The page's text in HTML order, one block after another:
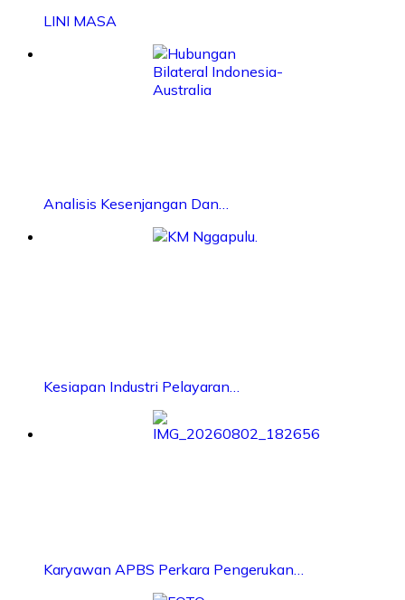
LINI MASA
Analisis Kesenjangan Dan…
Kesiapan Industri Pelayaran…
Karyawan APBS Perkara Pengerukan…